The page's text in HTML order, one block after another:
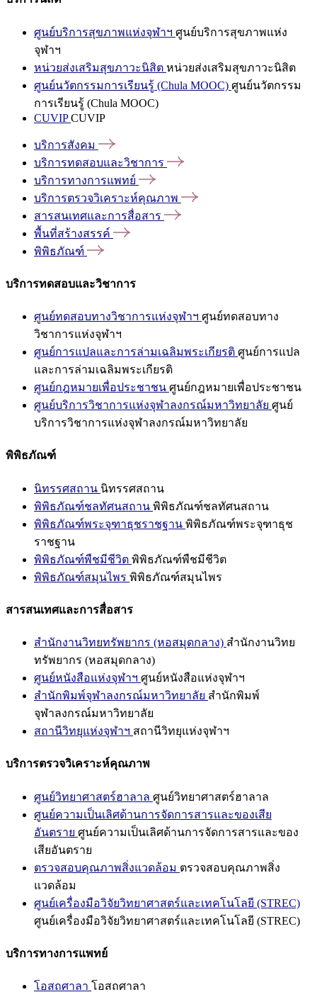
ศูนย์บริการสุขภาพแห่งจุฬาฯ ศูนย์บริการสุขภาพแห่ง
จุฬาฯ
หน่วยส่งเสริมสุขภาวะนิสิต หน่วยส่งเสริมสุขภาวะนิสิต
ศูนย์นวัตกรรมการเรียนรู้ (Chula MOOC) ศูนย์นวัตกรรม
การเรียนรู้ (Chula MOOC)
CUVIPCUVIP
บริการสังคม
บริการทดสอบและวิชาการ
บริการทางการแพทย์
บริการตรวจวิเคราะห์คุณภาพ
สารสนเทศและการสื่อสาร
พื้นที่สร้างสรรค์
พิพิธภัณฑ์
บริการทดสอบและวิชาการ
ศูนย์ทดสอบทางวิชาการแห่งจุฬาฯ ศูนย์ทดสอบทาง
วิชาการแห่งจุฬาฯ
ศูนย์การแปลและการล่ามเฉลิมพระเกียรติ ศูนย์การแปล
และการล่ามเฉลิมพระเกียรติ
ศูนย์กฎหมายเพื่อประชาชน ศูนย์กฎหมายเพื่อประชาชน
ศูนย์บริการวิชาการแห่งจุฬาลงกรณ์มหาวิทยาลัย ศูนย์
บริการวิชาการแห่งจุฬาลงกรณ์มหาวิทยาลัย
พิพิธภัณฑ์
นิทรรศสถาน นิทรรศสถาน
พิพิธภัณฑ์ชลทัศนสถาน พิพิธภัณฑ์ชลทัศนสถาน
พิพิธภัณฑ์พระจุฑาธุชราชฐาน พิพิธภัณฑ์พระจุฑาธุช
ราชฐาน
พิพิธภัณฑ์พืชมีชีวิต พิพิธภัณฑ์พืชมีชีวิต
พิพิธภัณฑ์สมุนไพร พิพิธภัณฑ์สมุนไพร
สารสนเทศและการสื่อสาร
สำนักงานวิทยทรัพยากร (หอสมุดกลาง) สำนักงานวิทย
ทรัพยากร (หอสมุดกลาง)
ศูนย์หนังสือแห่งจุฬาฯ ศูนย์หนังสือแห่งจุฬาฯ
สำนักพิมพ์จุฬาลงกรณ์มหาวิทยาลัย สำนักพิมพ์
จุฬาลงกรณ์มหาวิทยาลัย
สถานีวิทยุแห่งจุฬาฯ สถานีวิทยุแห่งจุฬาฯ
บริการตรวจวิเคราะห์คุณภาพ
ศูนย์วิทยาศาสตร์ฮาลาล ศูนย์วิทยาศาสตร์ฮาลาล
ศูนย์ความเป็นเลิศด้านการจัดการสารและของเสีย
อันตราย ศูนย์ความเป็นเลิศด้านการจัดการสารและของ
เสียอันตราย
ตรวจสอบคุณภาพสิ่งแวดล้อม ตรวจสอบคุณภาพสิ่ง
แวดล้อม
ศูนย์เครื่องมือวิจัยวิทยาศาสตร์และเทคโนโลยี (STREC)
ศูนย์เครื่องมือวิจัยวิทยาศาสตร์และเทคโนโลยี (STREC)
บริการทางการแพทย์
โอสถศาลา โอสถศาลา